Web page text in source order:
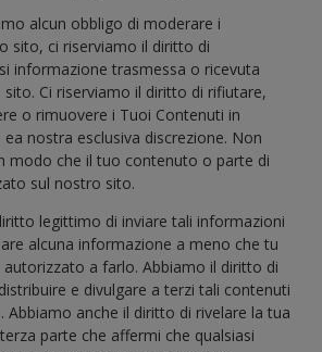
alcun obbligo di moderare i
sito, ci riserviamo il diritto di
informazione trasmessa o ricevuta
Ci riserviamo il diritto di rifiutare,
o rimuovere i Tuoi Contenuti in
nostra esclusiva discrezione. Non
modo che il tuo contenuto o parte di
sul nostro sito.
legittimo di inviare tali informazioni
alcuna informazione a meno che tu
a farlo. Abbiamo il diritto di
e divulgare a terzi tali contenuti
Abbiamo anche il diritto di rivelare la tua
parte che affermi che qualsiasi